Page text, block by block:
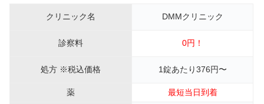
クリニック名 DMMクリニック
診察料 0円！
処方 ※税込価格 1錠あたり376円〜
薬
最短当日到着